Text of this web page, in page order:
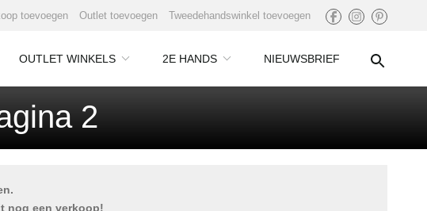
toevoegen Outlet toevoegen Tweedehandswinkel toevoegen
OUTLET WINKELS 2E HANDS NIEUWSBRIEF
2
nog een verkoop!